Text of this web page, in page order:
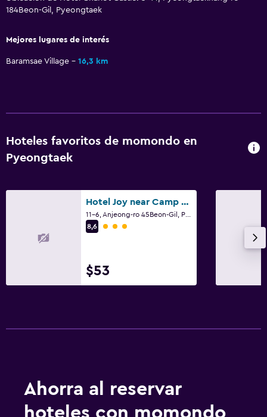
184Beon-Gil, Pyeongtaek
Mejores lugares de interés
Baramsae Village 16,3 km
Hoteles favoritos de momondo en
Pyeongtaek
Hotel Joy near Camp Humphres
8,6
Categoría 3
$53
Ahorra al reservar
hoteles con momondo